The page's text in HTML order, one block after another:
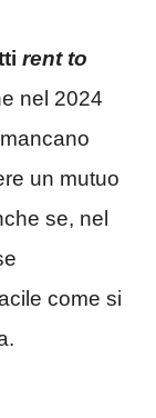
rent to
nel 2024
un mutuo
se, nel
come si